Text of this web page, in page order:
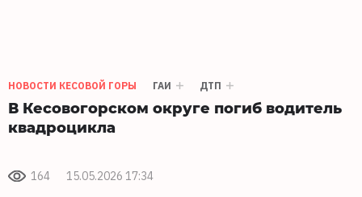
НОВОСТИ КЕСОВОЙ ГОРЫ ГАИ ДТП
В Кесовогорском округе погиб водитель
квадроцикла
164 15.05.2026 17:34